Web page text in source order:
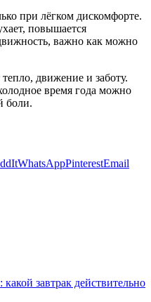
при лёгком дискомфорте.
повышается
важно как можно
движение и заботу.
время года можно
боли.
WhatsAppPinterestEmail
завтрак действительно